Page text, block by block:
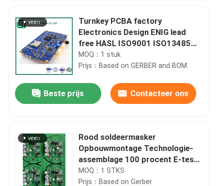
Turnkey PCBA factory
Electronics Design ENIG lead
free HASL ISO9001 ISO13485
TS16949 UL E476377
MOQ：1 stuk
Prijs：Based on GERBER and BOM
Beste prijs Contacteer ons
Rood soldeermasker
Opbouwmontage Technologie-
assemblage 100 procent E-test
elektronisch apparaat
MOQ：1 STKS
Prijs：Based on Gerber